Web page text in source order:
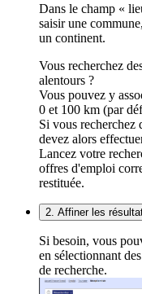
Dans le champ «
saisir une
un continent.
Vous recherchez
alentours ?
Vous pouvez y
0 et 100 km (par
Si vous recherchez
devez alors
Lancez votre
offres d'emploi
restituée.
2. Affiner les
Si besoin, vous
en sélectionnant
de recherche.